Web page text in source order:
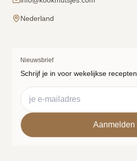
Nederland
Nieuwsbrief
Schrijf je in voor wekelijkse recepten